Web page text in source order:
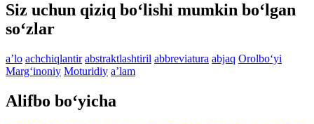
Siz uchun qiziq bo‘lishi mumkin bo‘lgan
so‘zlar
aʼlo achchiqlantir abstraktlashtiril abbreviatura abjaq Orolbo‘yi
Marg‘inoniy Moturidiy aʼlam
Alifbo bo‘yicha